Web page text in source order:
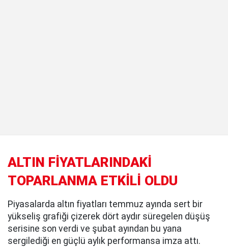
ALTIN FİYATLARINDAKİ
TOPARLANMA ETKİLİ OLDU
Piyasalarda altın fiyatları temmuz ayında sert bir
yükseliş grafiği çizerek dört aydır süregelen düşüş
serisine son verdi ve şubat ayından bu yana
sergilediği en güçlü aylık performansa imza attı.